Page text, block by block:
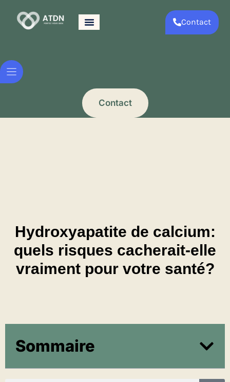
Contact
Contact
Hydroxyapatite de calcium:
quels risques cacherait-elle
vraiment pour votre santé?
Sommaire